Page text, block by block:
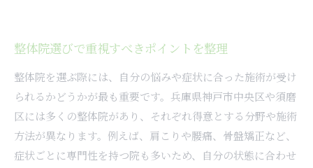
整体院選びで重視すべきポイントを整理
整体院を選ぶ際には、自分の悩みや症状に合った施術が受け
られるかどうかが最も重要です。兵庫県神戸市中央区や須磨
区には多くの整体院があり、それぞれ得意とする分野や施術
方法が異なります。例えば、肩こりや腰痛、骨盤矯正など、
症状ごとに専門性を持つ院も多いため、自分の状態に合わせ